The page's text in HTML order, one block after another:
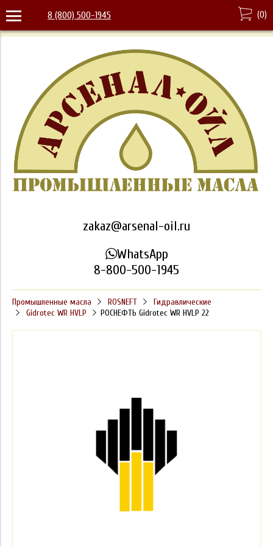
8 (800) 500-1945 (0)
zakaz@arsenal-oil.ru
WhatsApp
8-800-500-1945
Промышленные масла ROSNEFT
Гидравлические
Gidrotec WR HVLP
РОСНЕФТЬ Gidrotec WR HVLP 22